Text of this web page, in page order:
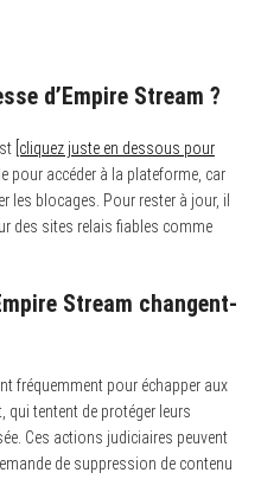
d’Empire Stream ?
[cliquez juste en dessous pour
pour accéder à la plateforme, car
les blocages. Pour rester à jour, il
des sites relais fiables comme
Stream changent-
fréquemment pour échapper aux
tentent de protéger leurs
Ces actions judiciaires peuvent
de suppression de contenu